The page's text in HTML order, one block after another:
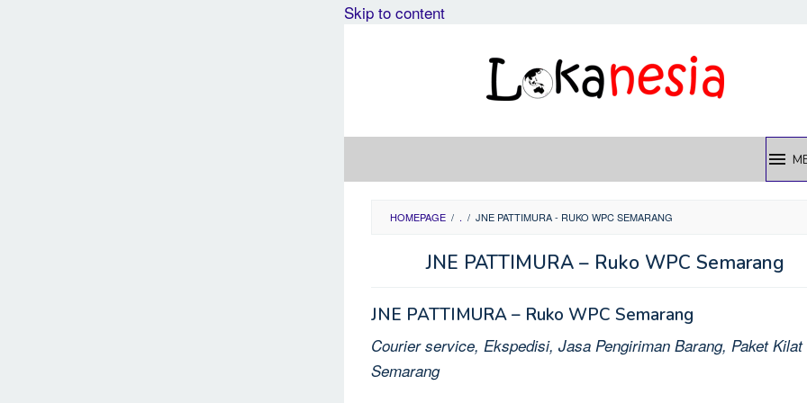
Skip to content
HOMEPAGE / . / JNE PATTIMURA - RUKO WPC SEMARANG
JNE PATTIMURA – Ruko WPC Semarang
JNE PATTIMURA – Ruko WPC Semarang
Courier service, Ekspedisi, Jasa Pengiriman Barang, Paket Kilat
Semarang